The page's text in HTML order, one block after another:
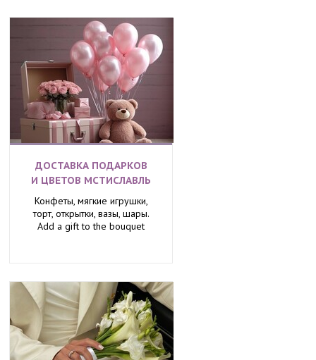
ДОСТАВКА ПОДАРКОВ
И ЦВЕТОВ МСТИСЛАВЛЬ
Конфеты, мягкие игрушки,
торт, открытки, вазы, шары.
Add a gift to the bouquet